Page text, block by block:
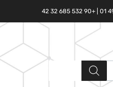
البحث المنتجات